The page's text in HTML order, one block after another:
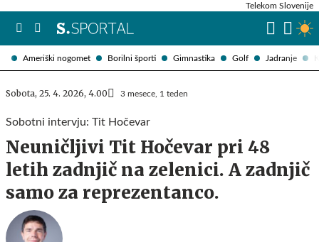
Ameriški nogomet Borilni športi Gimnastika Golf Jadranje
Telekom Slovenije
Sobota, 25. 4. 2026, 4.00 3 mesece, 1 teden
Sobotni intervju: Tit Hočevar
Neuničljivi Tit Hočevar pri 48
letih zadnjič na zelenici. A zadnjič
samo za reprezentanco.